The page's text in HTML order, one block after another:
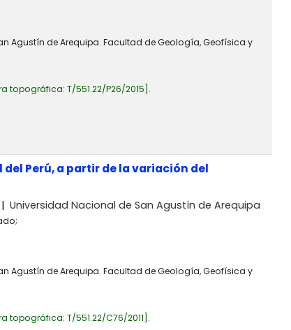
Agustín de Arequipa. Facultad de Geología, Geofísica y
topográfica: T/551.22/P26/2015 .
Perú, a partir de la variación del
Universidad Nacional de San Agustín de Arequipa
Agustín de Arequipa. Facultad de Geología, Geofísica y
topográfica: T/551.22/C76/2011 .